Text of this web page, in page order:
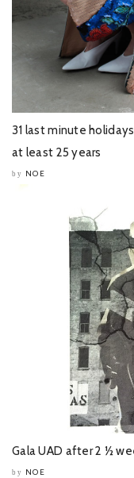
31 last minute
at least 25 years
by NOE
Gala UAD after 2 ½
by NOE